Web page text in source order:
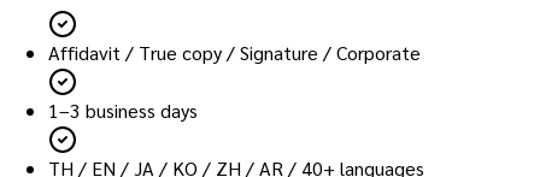
Affidavit / True copy / Signature / Corporate
1–3 business days
TH / EN / JA / KO / ZH / AR / 40+ languages